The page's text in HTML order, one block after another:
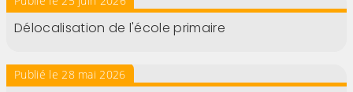
Délocalisation de l'école primaire
Publié le 28 mai 2026